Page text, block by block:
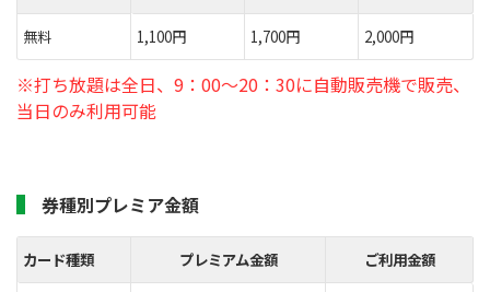
無料 1,100円 1,700円 2,000円
※打ち放題は全日、9：00～20：30に自動販売機で販売、
当日のみ利用可能
券種別プレミア金額
カード種類 プレミアム金額 ご利用金額